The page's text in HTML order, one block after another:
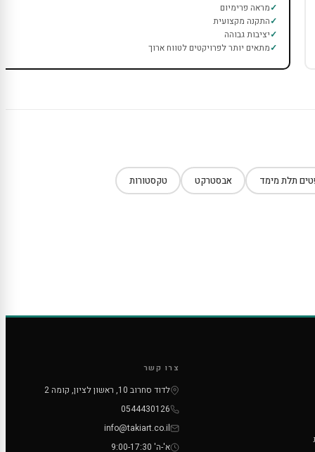
מראה פרימיום
התקנה מקצועית
יציבות גבוהה
מתאים יותר לפרויקטים לטווח ארוך
תלת מימד אבסטרקט טקסטורות
צרו קשר
לדוד סחרוב 10, ראשון לציון, קומה 2
0544430126
info@takiart.co.il
א'-ה' 9:00-17:30